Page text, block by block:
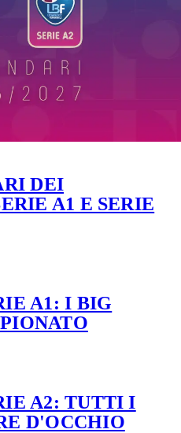
DEI
A1 E SERIE
A1: I BIG
A2: TUTTI I
D'OCCHIO